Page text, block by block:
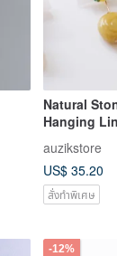
Natural
Hanging
auzikstore
US$ 35.20
สั่งทำพิเศษ
-12%